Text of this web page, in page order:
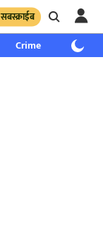
सबस्क्राईब
Crime साप्ताहिक